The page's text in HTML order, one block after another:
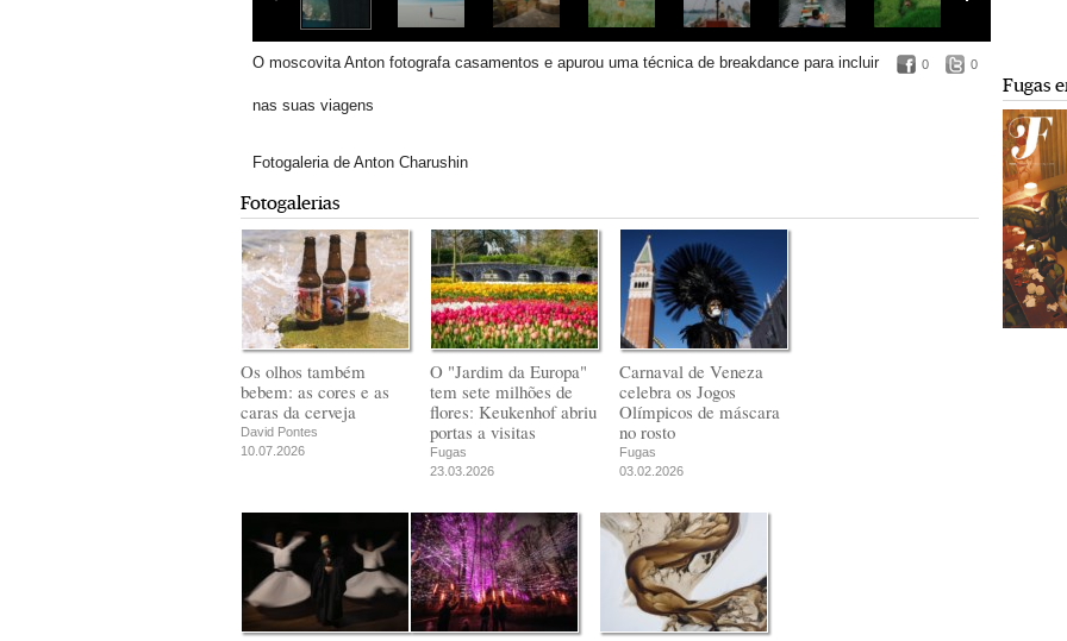
0 0
O moscovita Anton fotografa casamentos e apurou uma técnica de breakdance para incluir
nas suas viagens
Fotogaleria de Anton Charushin
Fotogalerias
Os olhos também
bebem: as cores e as
caras da cerveja
David Pontes
10.07.2026
O "Jardim da Europa"
tem sete milhões de
flores: Keukenhof abriu
portas a visitas
Fugas
23.03.2026
Carnaval de Veneza
celebra os Jogos
Olímpicos de máscara
no rosto
Fugas
03.02.2026
Fugas